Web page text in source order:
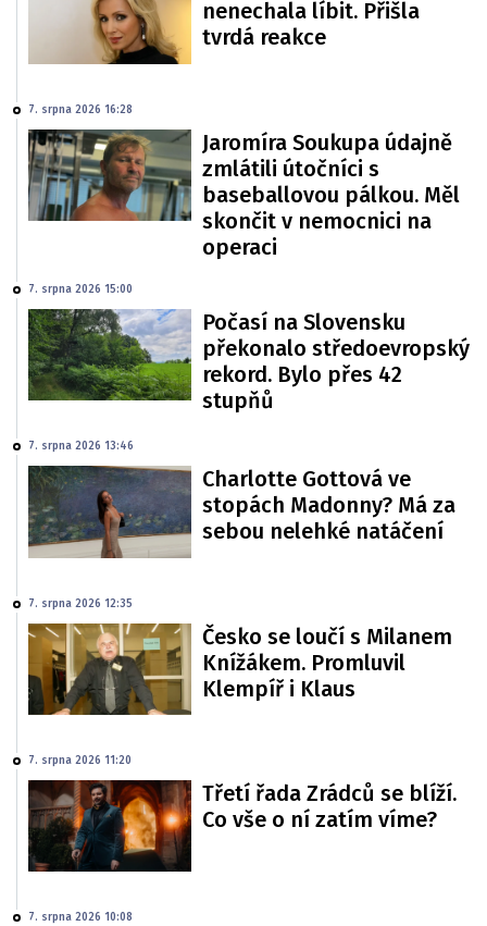
nenechala líbit. Přišla
tvrdá reakce
7. srpna 2026 16:28
Jaromíra Soukupa údajně
zmlátili útočníci s
baseballovou pálkou. Měl
skončit v nemocnici na
operaci
7. srpna 2026 15:00
Počasí na Slovensku
překonalo středoevropský
rekord. Bylo přes 42
stupňů
7. srpna 2026 13:46
Charlotte Gottová ve
stopách Madonny? Má za
sebou nelehké natáčení
7. srpna 2026 12:35
Česko se loučí s Milanem
Knížákem. Promluvil
Klempíř i Klaus
7. srpna 2026 11:20
Třetí řada Zrádců se blíží.
Co vše o ní zatím víme?
7. srpna 2026 10:08